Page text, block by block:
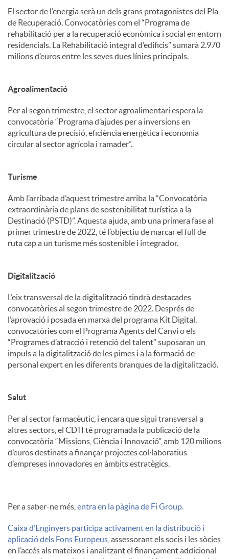
El sector de l’energia serà un dels grans protagonistes del Pla
de Recuperació. Convocatòries com el “Programa de
rehabilitació per a la recuperació econòmica i social en entorn
residencials. La Rehabilitació integral d’edificis” sumarà 2.970
milions d’euros entre les seves dues línies principals.
Agroalimentació
Per al segon trimestre, el sector agroalimentari espera la
convocatòria “Programa d’ajudes per a inversions en
agricultura de precisió, eficiència energètica i economia
circular al sector agrícola i ramader”.
Turisme
Amb l’arribada d’aquest trimestre arriba la “Convocatòria
extraordinària de plans de sostenibilitat turística a la
Destinació (PSTD)”. Aquesta ajuda, amb una primera fase al
primer trimestre de 2022, té l’objectiu de marcar el full de
ruta cap a un turisme més sostenible i integrador.
Digitalització
L’eix transversal de la digitalització tindrà destacades
convocatòries al segon trimestre de 2022. Després de
l’aprovació i posada en marxa del programa Kit Digital,
convocatòries com el Programa Agents del Canvi o els
“Programes d’atracció i retenció del talent” suposaran un
impuls a la digitalització de les pimes i a la formació de
personal expert en les diferents branques de la digitalització.
Salut
Per al sector farmacèutic, i encara que sigui transversal a
altres sectors, el CDTI té programada la publicació de la
convocatòria “Missions, Ciència i Innovació”, amb 120 milions
d’euros destinats a finançar projectes col·laboratius
d’empreses innovadores en àmbits estratègics.
Per a saber-ne més, entra en la pàgina de Fi Group.
Caixa d’Enginyers participa activament en la distribució i
aplicació dels Fons Europeus , assessorant els socis i les sòcies
en l’accés als mateixos i analitzant el finançament addicional